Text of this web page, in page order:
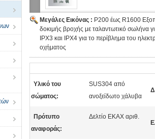
Μεγάλες Εικόνας : Ρ200 έως R1600
δοκιμής βροχής με ταλαντωτικό σωλήνα
IPX3 και IPX4 για το περίβλημα του
οχήματος
Υλικό του
σώματος:
SUS304 από
ανοξείδωτο χάλυβα
Πρότυπο
αναφοράς:
Δελτίο ΕΚΑΧ αριθ.